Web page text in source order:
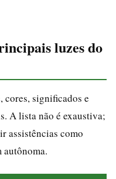
luzes do
cores, significados e
A lista não é exaustiva;
assistências como
autônoma.